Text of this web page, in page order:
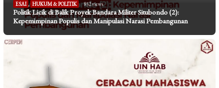
ESAI , HUKUM & POLITIK 852 views
Politik Licik di Balik Proyek Bandara Militer Situbondo (2):
Kepemimpinan Populis dan Manipulasi Narasi Pembangunan